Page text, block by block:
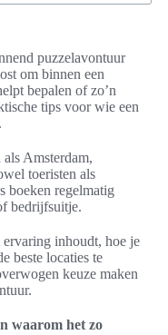
puzzelavontuur
om binnen een
bepalen of zo’n
tips voor wie een
Amsterdam,
toeristen als
boeken regelmatig
bedrijfsuitje.
inhoudt, hoe je
beste locaties te
keuze maken
waarom het zo